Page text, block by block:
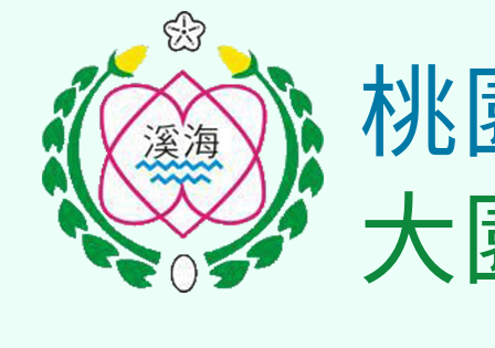
桃
大